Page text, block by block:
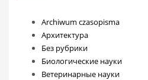
Archiwum czasopisma
Архитектура
Без рубрики
Биологические науки
Ветеринарные науки